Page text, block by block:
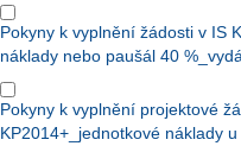
Pokyny k vyplnění žádosti v IS
náklady nebo paušál 40
Pokyny k vyplnění projektové
KP2014+_jednotkové náklady